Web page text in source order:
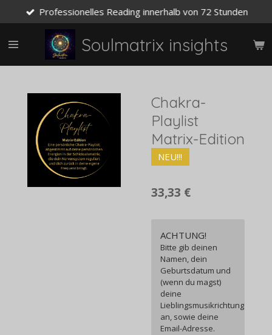
Hauptinhalt
springen
Soulmatrix insights
Professionelles Reading innerhalb von 72 Stunden
Chakra-
Playlist
Matrix-Edition
NEU!!!
33,33 €
ACHTUNG!
Bitte gib deinen
Namen, dein
Geburtsdatum und
(wenn du magst)
deine
Lieblingsmusikrichtung
an, sowie deine
Email-Adresse.